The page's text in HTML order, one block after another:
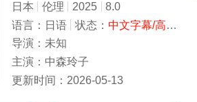
日本 伦理 2025
8.0
语言： 日语 状态： 中文字幕/高清
导演： 未知
主演： 中森玲子
更新时间： 2026-05-13